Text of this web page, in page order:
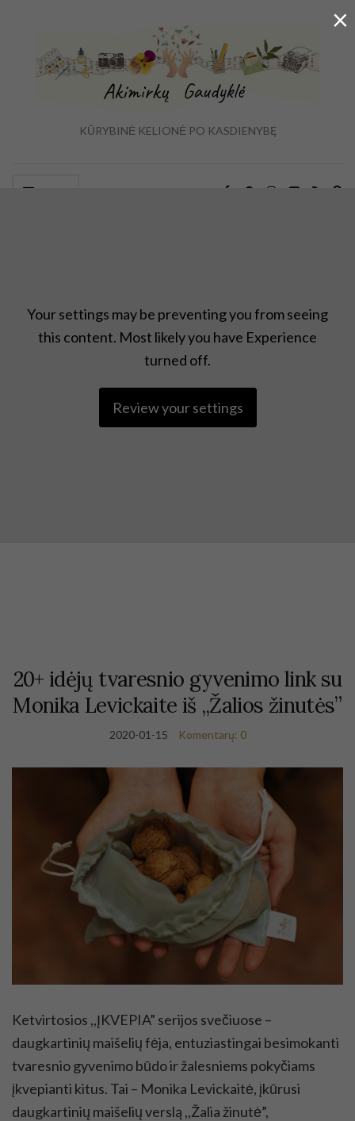
KŪRYBINĖ KELIONĖ PO KASDIENYBĘ
Your settings may be preventing you from seeing
this content. Most likely you have Experience
turned off.
Review your settings
20+ idėjų tvaresnio gyvenimo link su
Monika Levickaite iš ,,Žalios žinutės”
2020-01-15 Komentarų: 0
Ketvirtosios ,,ĮKVEPIA” serijos svečiuose –
daugkartinių maišelių fėja, entuziastingai besimokanti
tvaresnio gyvenimo būdo ir žalesniems pokyčiams
įkvepianti kitus. Tai – Monika Levickaitė, įkūrusi
daugkartinių maišelių verslą ,,Žalia žinutė”,
×